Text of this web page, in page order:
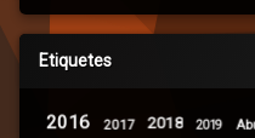
Etiquetes
2016 2017 2018 2019